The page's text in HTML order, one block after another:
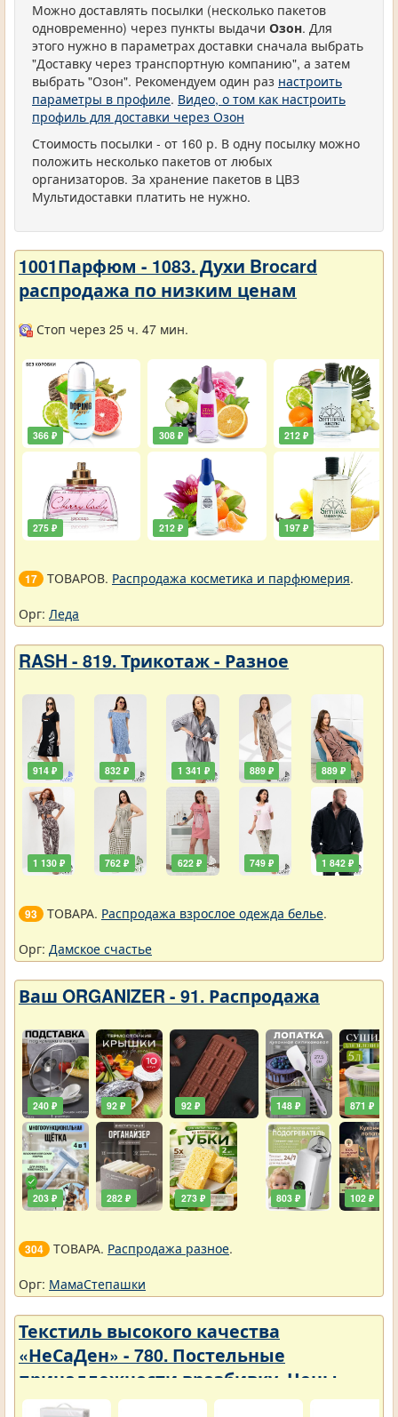
Можно доставлять посылки (несколько пакетов
одновременно) через пункты выдачи Озон. Для
этого нужно в параметрах доставки сначала выбрать
"Доставку через транспортную компанию", а затем
выбрать "Озон". Рекомендуем один раз настроить
параметры в профиле. Видео, о том как настроить
профиль для доставки через Озон
Стоимость посылки - от 160 р. В одну посылку можно
положить несколько пакетов от любых
организаторов. За хранение пакетов в ЦВЗ
Мультидоставки платить не нужно.
1001Парфюм - 1083. Духи Brocard
распродажа по низким ценам
Стоп через 25 ч. 47 мин.
366 ₽
275 ₽
308 ₽
212 ₽
212 ₽
197 ₽
17 ТОВАРОВ. Распродажа косметика и парфюмерия.
Орг: Леда
RASH - 819. Трикотаж - Разное
914 ₽
1 130 ₽
832 ₽
762 ₽
1 341 ₽
622 ₽
889 ₽
749 ₽
889 ₽
1 842 ₽
93 ТОВАРА. Распродажа взрослое одежда белье.
Орг: Дамское счастье
Ваш ORGANIZER - 91. Распродажа
240 ₽
203 ₽
92 ₽
282 ₽
92 ₽
273 ₽
148 ₽
803 ₽
871 ₽
102 ₽
304 ТОВАРА. Распродажа разное.
Орг: МамаСтепашки
Текстиль высокого качества
«НеСаДен» - 780. Постельные
принадлежности вразбивку. Цены
упали